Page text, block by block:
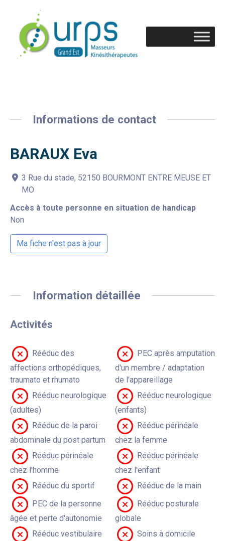
Informations de contact
BARAUX Eva
3 Rue du stade, 52150 BOURMONT ENTRE MEUSE ET
MO
Accès à toute personne en situation de handicap
Non
Ma fiche n'est pas à jour
Information détaillée
Activités
Rééduc des
affections orthopédiques,
traumato et rhumato
PEC après amputation
d'un membre / adaptation
de l'appareillage
Rééduc neurologique
(adultes)
Rééduc neurologique
(enfants)
Rééduc de la paroi
abdominale du post partum
Rééduc périnéale
chez la femme
Rééduc périnéale
chez l'homme
Rééduc périnéale
chez l'enfant
Rééduc du sportif
Rééduc de la main
PEC de la personne
âgée et perte d'autonomie
Rééduc posturale
globale
Rééduc vestibulaire
Soins à domicile